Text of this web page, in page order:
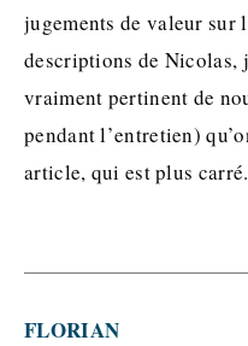
jugements de valeur sur
descriptions de Nicolas,
vraiment pertinent de
pendant l’entretien)
article, qui est plus
FLORIAN